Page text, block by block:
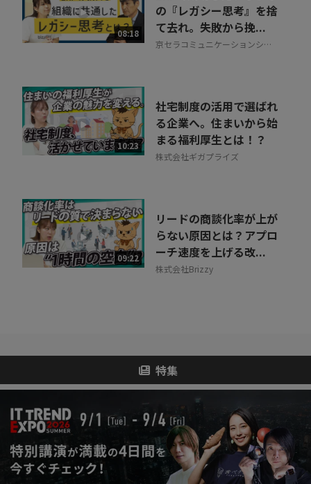
08:18
の『レガシー思考』を捨
て去れ。失敗から挽...
京セラコミュニケーションシス
10:23
社宅制度の活用で選ばれ
る企業へ。住まいから始
まる福利厚生とは！？
株式会社ギガプライズ
09:22
リードの商談化率が上が
らない原因とは？アプロ
ーチ速度を上げる改...
株式会社Brizzy
特集